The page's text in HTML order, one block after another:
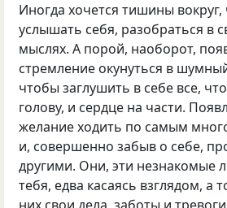
Иногда хочется тишины
услышать себя, разобраться в
мыслях. А порой, наоборот,
стремление окунуться в
чтобы заглушить в себе все,
голову, и сердце на части.
желание ходить по самым
и, совершенно забыв о себе,
другими. Они, эти незнакомые
тебя, едва касаясь взглядом, а